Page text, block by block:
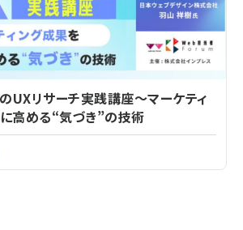
UXリサーチ実践講座～マーケティ
高める“気づき”の技術